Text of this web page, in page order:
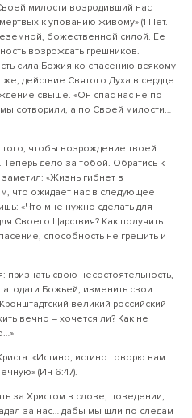
милости возродивший нас
к упованию живому» (1 Пет.
божественной силой. Ее
возрождать грешников.
сила Божия ко спасению всякому
действие Святого Духа в сердце
свыше. «Он спас нас не по
сотворили, а по Своей милости…
того, чтобы возрождение твоей
дело за тобой. Обратись к
«Жизнь гибнет в
что ожидает нас в следующее
«Что мне нужно сделать для
Своего Царствия? Как получить
способность не грешить и
признать свою несостоятельность,
Божьей, изменить свои
великий российский
вечно – хочется ли? Как не
«Истино, истино говорю вам:
(Ин 6:47).
за Христом в слове, поведении,
за нас… дабы мы шли по следам